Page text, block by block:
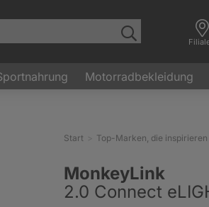
Motorradbekleidung
Start Top-Marken, die inspirieren
MonkeyLink
2.0 Connect